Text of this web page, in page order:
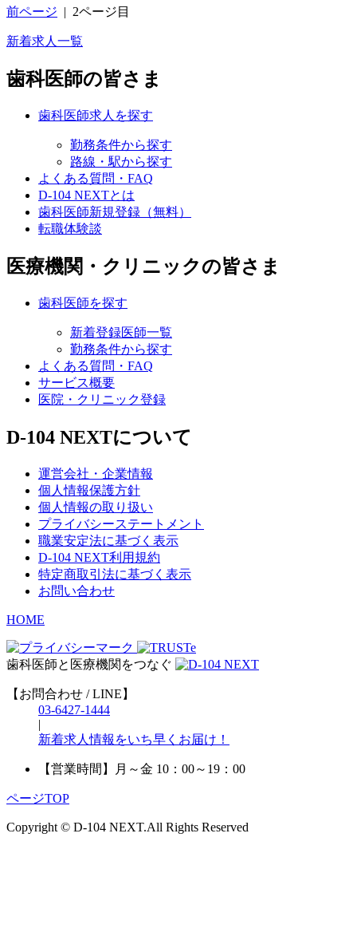
前ページ 2ページ目
新着求人一覧
歯科医師の皆さま
歯科医師求人を探す
勤務条件から探す
路線・駅から探す
よくある質問・FAQ
D-104 NEXTとは
歯科医師新規登録（無料）
転職体験談
医療機関・クリニックの皆さま
歯科医師を探す
新着登録医師一覧
勤務条件から探す
よくある質問・FAQ
サービス概要
医院・クリニック登録
D-104 NEXTについて
運営会社・企業情報
個人情報保護方針
個人情報の取り扱い
プライバシーステートメント
職業安定法に基づく表示
D-104 NEXT利用規約
特定商取引法に基づく表示
お問い合わせ
HOME
歯科医師と医療機関をつなぐ
【お問合わせ / LINE】
03-6427-1444
|
新着求人情報をいち早くお届け！
【営業時間】 月～金 10：00～19：00
ページTOP
Copyright © D-104 NEXT.All Rights Reserved